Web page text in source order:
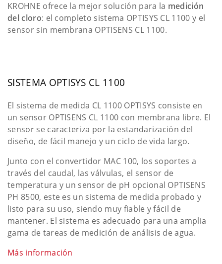
KROHNE ofrece la mejor solución para la medición
del cloro: el completo sistema OPTISYS CL 1100 y el
sensor sin membrana OPTISENS CL 1100.
SISTEMA OPTISYS CL 1100
El sistema de medida CL 1100 OPTISYS consiste en
un sensor OPTISENS CL 1100 con membrana libre. El
sensor se caracteriza por la estandarización del
diseño, de fácil manejo y un ciclo de vida largo.
Junto con el convertidor MAC 100, los soportes a
través del caudal, las válvulas, el sensor de
temperatura y un sensor de pH opcional OPTISENS
PH 8500, este es un sistema de medida probado y
listo para su uso, siendo muy fiable y fácil de
mantener. El sistema es adecuado para una amplia
gama de tareas de medición de análisis de agua.
Más información